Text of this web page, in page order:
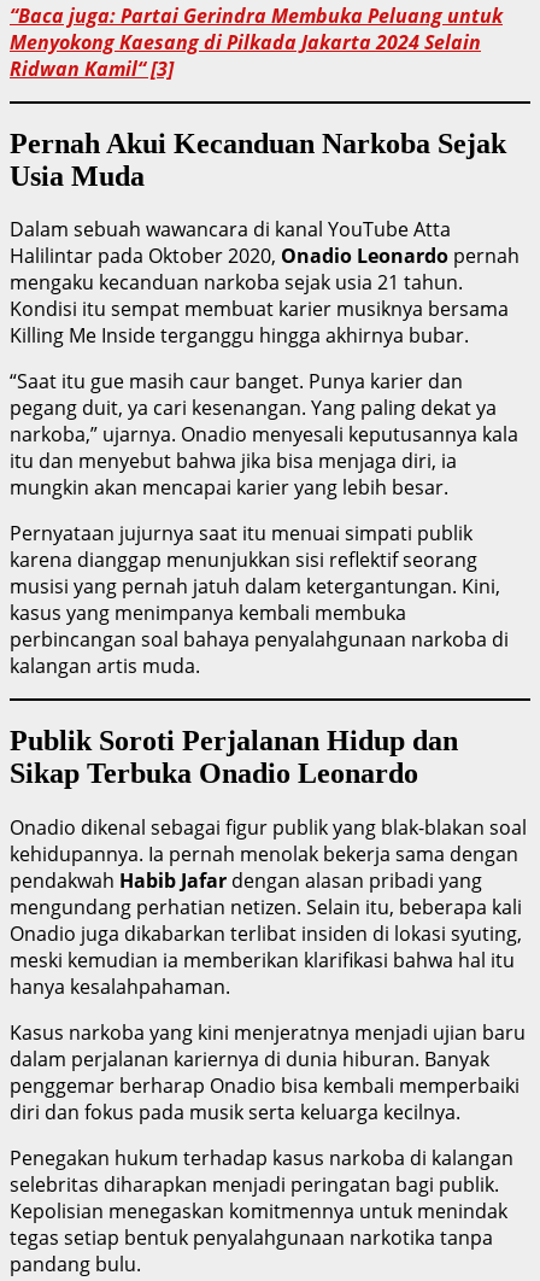
“Baca juga: Partai Gerindra Membuka Peluang untuk
Menyokong Kaesang di Pilkada Jakarta 2024 Selain
Ridwan Kamil“ [3]
Pernah Akui Kecanduan Narkoba Sejak
Usia Muda
Dalam sebuah wawancara di kanal YouTube Atta
Halilintar pada Oktober 2020, Onadio Leonardo pernah
mengaku kecanduan narkoba sejak usia 21 tahun.
Kondisi itu sempat membuat karier musiknya bersama
Killing Me Inside terganggu hingga akhirnya bubar.
“Saat itu gue masih caur banget. Punya karier dan
pegang duit, ya cari kesenangan. Yang paling dekat ya
narkoba,” ujarnya. Onadio menyesali keputusannya kala
itu dan menyebut bahwa jika bisa menjaga diri, ia
mungkin akan mencapai karier yang lebih besar.
Pernyataan jujurnya saat itu menuai simpati publik
karena dianggap menunjukkan sisi reflektif seorang
musisi yang pernah jatuh dalam ketergantungan. Kini,
kasus yang menimpanya kembali membuka
perbincangan soal bahaya penyalahgunaan narkoba di
kalangan artis muda.
Publik Soroti Perjalanan Hidup dan
Sikap Terbuka Onadio Leonardo
Onadio dikenal sebagai figur publik yang blak-blakan soal
kehidupannya. Ia pernah menolak bekerja sama dengan
pendakwah Habib Jafar dengan alasan pribadi yang
mengundang perhatian netizen. Selain itu, beberapa kali
Onadio juga dikabarkan terlibat insiden di lokasi syuting,
meski kemudian ia memberikan klarifikasi bahwa hal itu
hanya kesalahpahaman.
Kasus narkoba yang kini menjeratnya menjadi ujian baru
dalam perjalanan kariernya di dunia hiburan. Banyak
penggemar berharap Onadio bisa kembali memperbaiki
diri dan fokus pada musik serta keluarga kecilnya.
Penegakan hukum terhadap kasus narkoba di kalangan
selebritas diharapkan menjadi peringatan bagi publik.
Kepolisian menegaskan komitmennya untuk menindak
tegas setiap bentuk penyalahgunaan narkotika tanpa
pandang bulu.